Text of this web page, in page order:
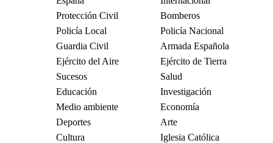
Protección Civil
Bomberos
Policía Local
Policía Nacional
Guardia Civil
Armada Española
Ejército del Aire
Ejército de Tierra
Sucesos
Salud
Educación
Investigación
Medio ambiente
Economía
Deportes
Arte
Cultura
Iglesia Católica